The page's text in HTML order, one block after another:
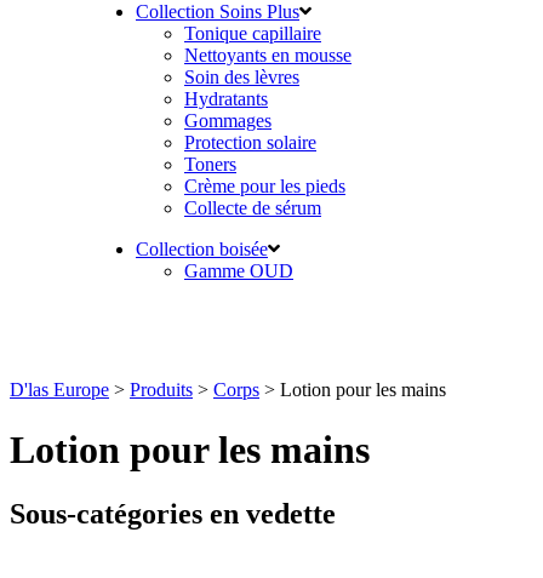
Collection Soins Plus
Tonique capillaire
Nettoyants en mousse
Soin des lèvres
Hydratants
Gommages
Protection solaire
Toners
Crème pour les pieds
Collecte de sérum
Collection boisée
Gamme OUD
D'las Europe > Produits > Corps > Lotion pour les mains
Lotion pour les mains
Sous-catégories en vedette